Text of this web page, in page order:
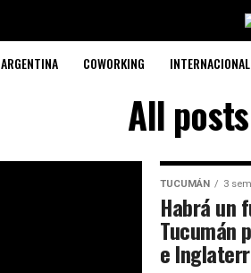
ARGENTINA COWORKING INTERNACIONAL
All
TUCUMÁN 3
Habrá un
Tucumán
e